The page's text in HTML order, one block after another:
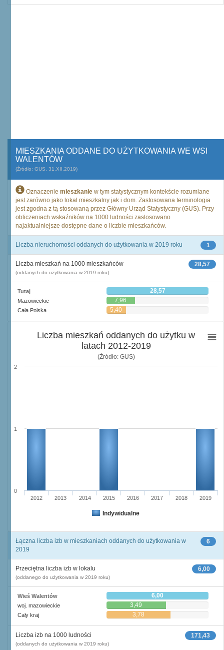
MIESZKANIA ODDANE DO UŻYTKOWANIA WE WSI
WALENTÓW
(Źródło: GUS, 31.XII.2019)
Oznaczenie mieszkanie w tym statystycznym kontekście rozumiane
jest zarówno jako lokal mieszkalny jak i dom. Zastosowana terminologia
jest zgodna z tą stosowaną przez Główny Urząd Statystyczny (GUS). Przy
obliczeniach wskaźników na 1000 ludności zastosowano
najaktualniejsze dostępne dane o liczbie mieszkańców.
1
Liczba nieruchomości oddanych do użytkowania w 2019 roku
28,57
Liczba mieszkań na 1000 mieszkańców
(oddanych do użytkowania w 2019 roku)
Tutaj 28,57
Mazowieckie 7,96
Cała Polska 5,40
Liczba mieszkań oddanych do użytku w
latach 2012-2019
(Źródło: GUS)
Indywidualne
2012 2013 2014 2015 2016 2017 2018 2019
0
1
2
6
Łączna liczba izb w mieszkaniach oddanych do użytkowania w
2019
6,00
Przeciętna liczba izb w lokalu
(oddanego do użytkowania w 2019 roku)
Wieś Walentów 6,00
woj. mazowieckie 3,49
Cały kraj 3,78
171,43
Liczba izb na 1000 ludności
(oddanych do użytkowania w 2019 roku)